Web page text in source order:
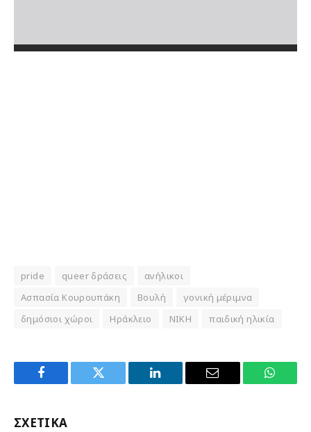
pride queer δράσεις
ανήλικοι
Ασπασία Κουρουπάκη
Βουλή
γονική μέριμνα
δημόσιοι χώροι
Ηράκλειο ΝΙΚΗ παιδική ηλικία
Facebook Twitter LinkedIn Email
ΣΧΕΤΙΚΑ